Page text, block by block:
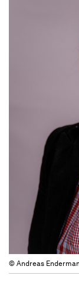
© Andreas